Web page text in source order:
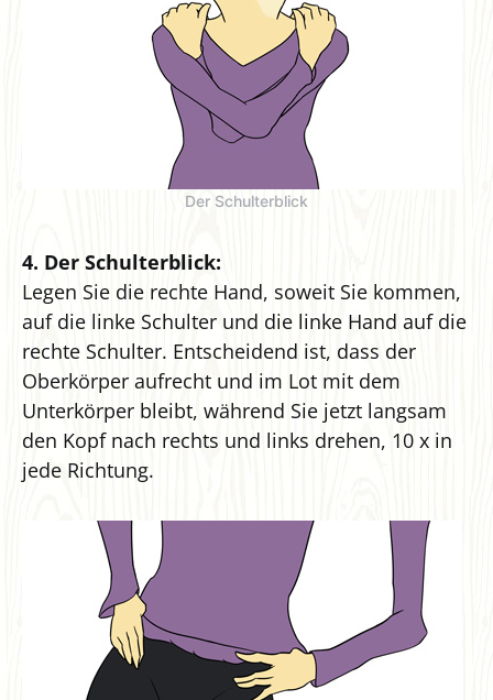
Der Schulterblick
4. Der Schulterblick:
Legen Sie die rechte Hand, soweit Sie kommen,
auf die linke Schulter und die linke Hand auf die
rechte Schulter. Entscheidend ist, dass der
Oberkörper aufrecht und im Lot mit dem
Unterkörper bleibt, während Sie jetzt langsam
den Kopf nach rechts und links drehen, 10 x in
jede Richtung.